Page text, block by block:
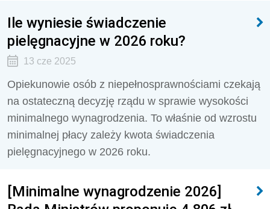
Ile wyniesie świadczenie
pielęgnacyjne w 2026 roku?
13 cze 2025
Opiekunowie osób z niepełnosprawnościami czekają
na ostateczną decyzję rządu w sprawie wysokości
minimalnego wynagrodzenia. To właśnie od wzrostu
minimalnej płacy zależy kwota świadczenia
pielęgnacyjnego w 2026 roku.
[Minimalne wynagrodzenie 2026]